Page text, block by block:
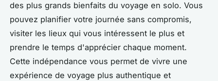
des plus grands bienfaits du voyage en solo. Vous
pouvez planifier votre journée sans compromis,
visiter les lieux qui vous intéressent le plus et
prendre le temps d'apprécier chaque moment.
Cette indépendance vous permet de vivre une
expérience de voyage plus authentique et